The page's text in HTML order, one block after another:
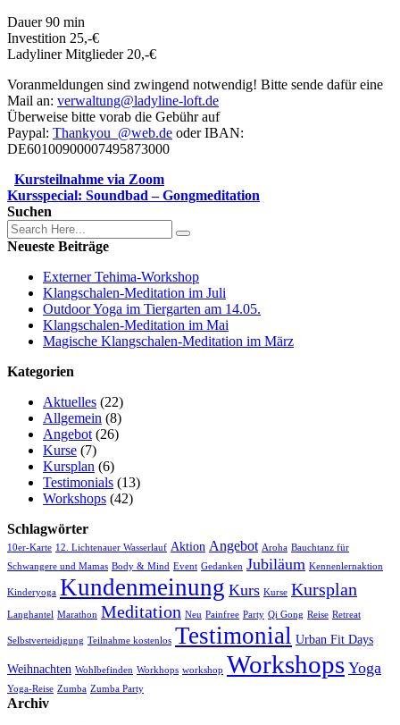
Dauer 90 min
Investition 25,-€
Ladyliner Mitglieder 20,-€
Voranmeldungen sind zwingend notwendig! Bitte sende dafür eine
Mail an: verwaltung@ladyline-loft.de
Überweise bitte vorab die Gebühr auf
Paypal: Thankyou_@web.de oder IBAN:
DE60100900007495873000
Kursteilnahme via Zoom
Kursspecial: Soundbad – Gongmeditation
Suchen
Neueste Beiträge
Externer Tehima-Workshop
Klangschalen-Meditation im Juli
Outdoor Yoga im Tiergarten am 14.05.
Klangschalen-Meditation im Mai
Magische Klangschalen-Meditation im März
Kategorien
Aktuelles (22)
Allgemein (8)
Angebot (26)
Kurse (7)
Kursplan (6)
Testimonials (13)
Workshops (42)
Schlagwörter
10er-Karte 12. Lichtenauer Wasserlauf Aktion Angebot Aroha Bauchtanz für
Schwangere und Mamas Body & Mind Event Gedanken Jubiläum Kennenlernaktion
Kinderyoga Kundenmeinung Kurs Kurse Kursplan
Langhantel Marathon Meditation Neu Painfree Party Qi Gong Reise Retreat
Selbstverteidigung Teilnahme kostenlos Testimonial Urban Fit Days
Weihnachten Wohlbefinden Workhops workshop Workshops Yoga
Yoga-Reise Zumba Zumba Party
Archiv